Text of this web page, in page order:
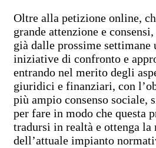
Oltre alla petizione online,
grande attenzione e
già dalle prossime settimane
iniziative di confronto e
entrando nel merito degli
giuridici e finanziari, con
più ampio consenso sociale,
per fare in modo che questa
tradursi in realtà e ottenga la
dell’attuale impianto